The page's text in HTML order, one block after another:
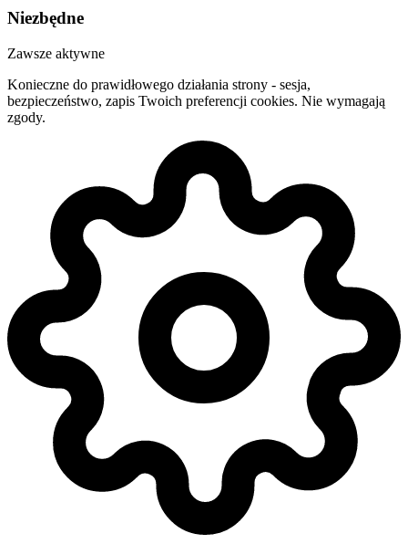
Niezbędne
Zawsze aktywne
Konieczne do prawidłowego działania strony - sesja,
bezpieczeństwo, zapis Twoich preferencji cookies. Nie wymagają
zgody.